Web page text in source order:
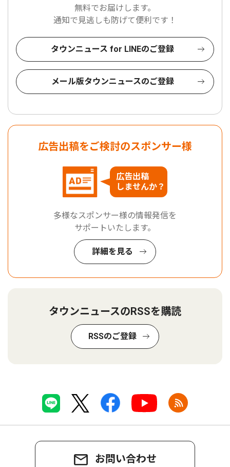
無料でお届けします。
通知で見逃しも防げて便利です！
タウンニュース for LINEのご登録
メール版タウンニュースのご登録
広告出稿をご検討のスポンサー様
広告出稿
しませんか？
多様なスポンサー様の情報発信を
サポートいたします。
詳細を見る
タウンニュースのRSSを購読
RSSのご登録
お問い合わせ